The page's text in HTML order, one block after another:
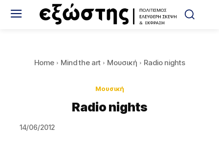
Home Mind the art Μουσική Radio nights
Μουσική
Radio nights
14/06/2012